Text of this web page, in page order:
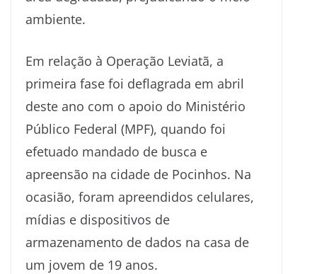
ambiente.
Em relação à Operação Leviatã, a
primeira fase foi deflagrada em abril
deste ano com o apoio do Ministério
Público Federal (MPF), quando foi
efetuado mandado de busca e
apreensão na cidade de Pocinhos. Na
ocasião, foram apreendidos celulares,
mídias e dispositivos de
armazenamento de dados na casa de
um jovem de 19 anos.